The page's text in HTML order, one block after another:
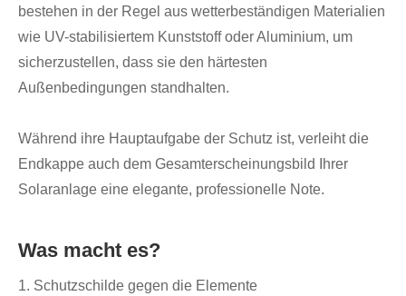
bestehen in der Regel aus wetterbeständigen Materialien
wie UV-stabilisiertem Kunststoff oder Aluminium, um
sicherzustellen, dass sie den härtesten
Außenbedingungen standhalten.
Während ihre Hauptaufgabe der Schutz ist, verleiht die
Endkappe auch dem Gesamterscheinungsbild Ihrer
Solaranlage eine elegante, professionelle Note.
Was macht es?
1. Schutzschilde gegen die Elemente